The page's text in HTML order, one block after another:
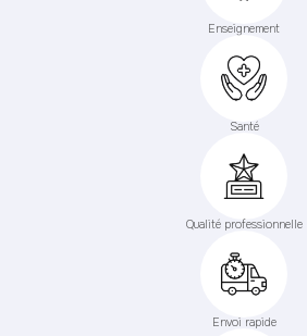
Enseignement
Santé
Qualité professionnelle
Envoi rapide